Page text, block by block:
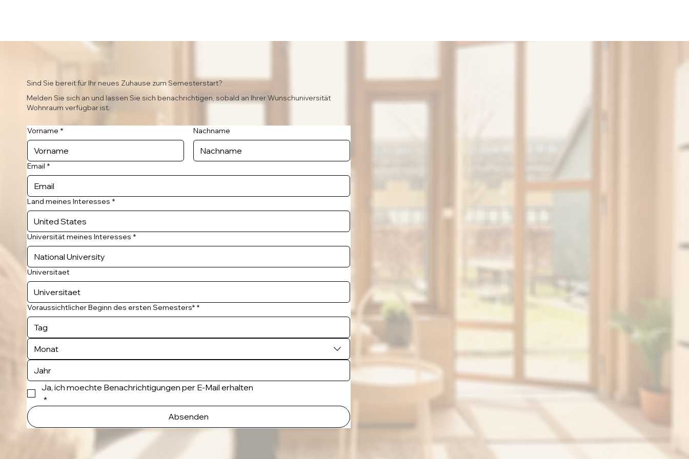
Sind Sie bereit für Ihr neues Zuhause zum Semesterstart?
Melden Sie sich an und lassen Sie sich benachrichtigen, sobald an Ihrer Wunschuniversität
Wohnraum verfügbar ist.
Vorname * Nachname
Email *
Land meines Interesses *
Universität meines Interesses *
Universitaet
Voraussichtlicher Beginn des ersten Semesters* *
Monat
Ja, ich moechte Benachrichtigungen per E-Mail erhalten
*
Absenden